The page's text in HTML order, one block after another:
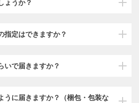
ょうか？
指定はできますか？
いで届きますか？
うに届きますか？（梱包・包装な